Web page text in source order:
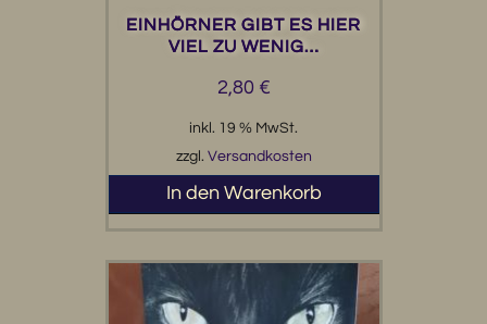
EINHÖRNER GIBT ES HIER
VIEL ZU WENIG…
2,80 €
inkl. 19 % MwSt.
zzgl. Versandkosten
In den Warenkorb